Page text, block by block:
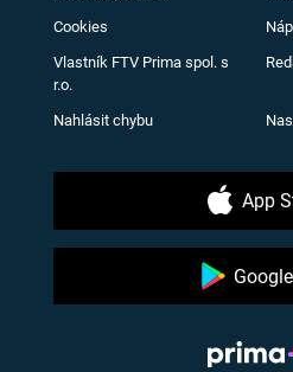
Cookies
Vlastník FTV Prima spol. s
r.o.
Nahlásit chybu
App